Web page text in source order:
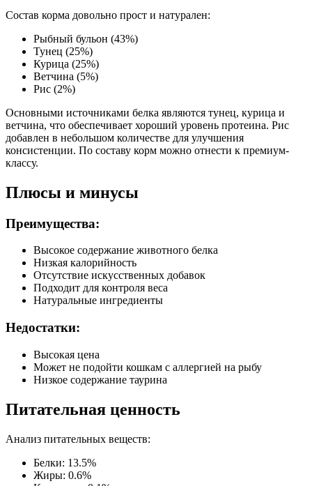
Жир (%)
Клетчатка (%)
Зола (%)
1
Влага (%)
Калорийность (ккал/100г)
Состав корма довольно прост и натурален:
Рыбный бульон (43%)
Тунец (25%)
Курица (25%)
Ветчина (5%)
Рис (2%)
Основными источниками белка являются тунец, курица и
ветчина, что обеспечивает хороший уровень протеина. Рис
добавлен в небольшом количестве для улучшения
консистенции. По составу корм можно отнести к премиум-
классу.
Плюсы и минусы
Преимущества:
Высокое содержание животного белка
Низкая калорийность
Отсутствие искусственных добавок
Подходит для контроля веса
Натуральные ингредиенты
Недостатки:
Высокая цена
Может не подойти кошкам с аллергией на рыбу
Низкое содержание таурина
Питательная ценность
Анализ питательных веществ:
Белки: 13.5%
Жиры: 0.6%